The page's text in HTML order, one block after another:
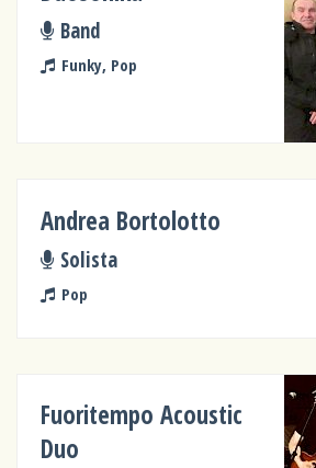
Band
Funky, Pop
Andrea Bortolotto
Solista
Pop
Fuoritempo Acoustic
Duo